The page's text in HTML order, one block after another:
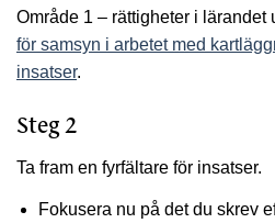
Område 1 – rättigheter i lärandet
för samsyn i arbetet med
insatser.
Steg 2
Ta fram en fyrfältare för insatser.
Fokusera nu på det du skrev